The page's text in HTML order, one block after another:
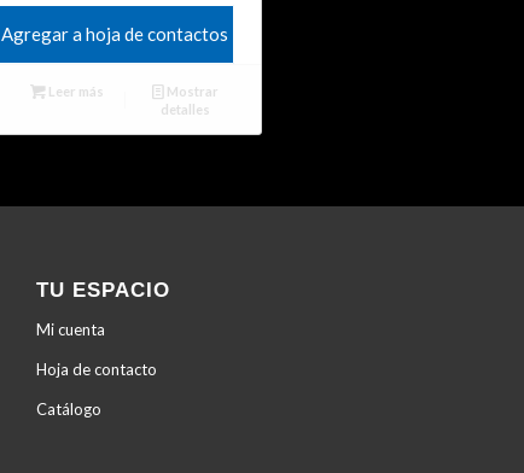
Agregar a hoja de contactos
Leer más
Mostrar
detalles
TU ESPACIO
Mi cuenta
Hoja de contacto
Catálogo